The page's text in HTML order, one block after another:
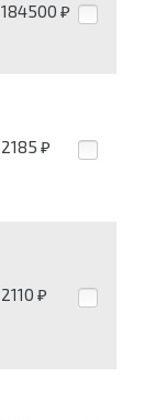
184500 ₽
2185 ₽
2110 ₽